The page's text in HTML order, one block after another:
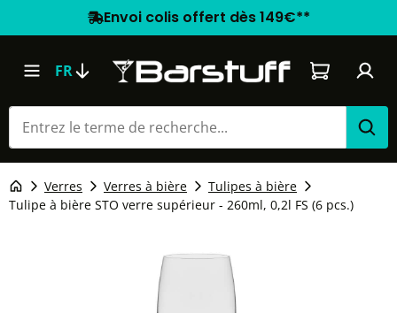
Envoi colis offert dès 149€**
FR Le panier
Verres Verres à bière
Tulipes à bière
Tulipe à bière STO verre supérieur - 260ml, 0,2l FS (6 pcs.)